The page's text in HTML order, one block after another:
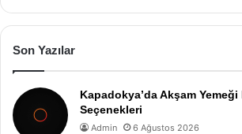
Son Yazılar
Kapadokya’da Akşam
Seçenekleri
Admin 6 Ağustos 2026